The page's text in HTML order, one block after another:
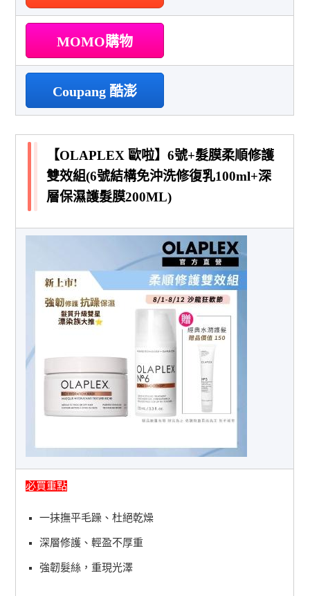
MOMO購物
Coupang 酷澎
【OLAPLEX 歐啦】6號+髮膜柔順修護
雙效組(6號結構免沖洗修復乳100ml+深
層保濕護髮膜200ML)
必買重點
一抹撫平毛躁、杜絕乾燥
深層修護、輕盈不厚重
強韌髮絲，重現光澤